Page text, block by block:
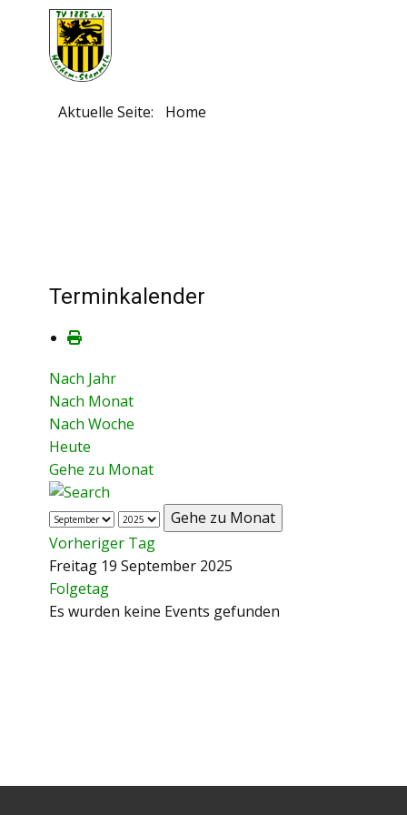
Aktuelle Seite: Home
Terminkalender
Nach Jahr
Nach Monat
Nach Woche
Heute
Gehe zu Monat
Gehe zu Monat
Vorheriger Tag
Freitag 19 September 2025
Folgetag
Es wurden keine Events gefunden